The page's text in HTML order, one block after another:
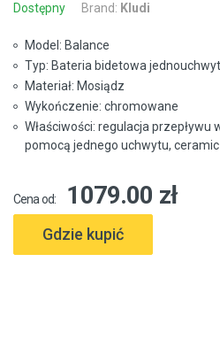
Dostępny Brand: Kludi
Model: Balance
Typ: Bateria bidetowa
Materiał: Mosiądz
Wykończenie: chromowane
Właściwości: regulacja
pomocą jednego uchwytu,
Cena od: 1079.00 zł
Gdzie kupić